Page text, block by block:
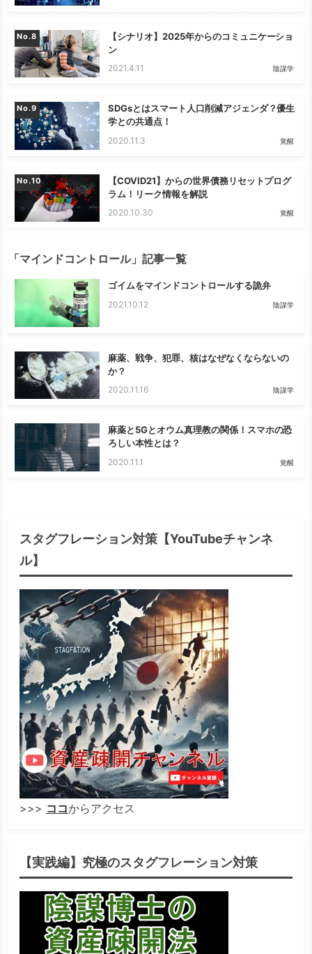
No.
【シナリオ】2025年からのコミュニケーショ
ン
2021.4.11 陰謀学
No.
SDGsとはスマート人口削減アジェンダ？優生
学との共通点！
2020.11.3 覚醒
No.
【COVID21】からの世界債務リセットプログ
ラム！リーク情報を解説
2020.10.30 覚醒
「マインドコントロール」記事一覧
ゴイムをマインドコントロールする詭弁
2021.10.12 陰謀学
麻薬、戦争、犯罪、核はなぜなくならないの
か？
2020.11.16 陰謀学
麻薬と5Gとオウム真理教の関係！スマホの恐
ろしい本性とは？
2020.11.1 覚醒
スタグフレーション対策【YouTubeチャンネ
ル】
>>> ココからアクセス
【実践編】究極のスタグフレーション対策